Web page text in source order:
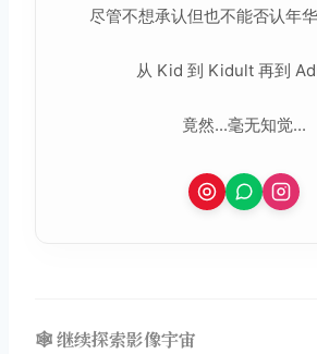
尽管不想承认但也不能否认年
从 Kid 到 Kidult 再到
竟然...毫无知觉...
🕸️ 继续探索影像宇宙